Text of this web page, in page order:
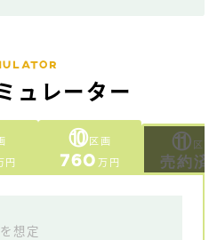
ュレーター
円
⑩区画
760万円
⑪区画
売約済
想定